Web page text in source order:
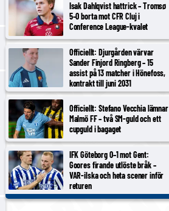
Isak Dahlqvist hattrick – Tromsø
5–0 borta mot CFR Cluj i
Conference League-kvalet
Officiellt: Djurgården värvar
Sander Finjord Ringberg – 15
assist på 13 matcher i Hönefoss,
kontrakt till juni 2031
Officiellt: Stefano Vecchia lämnar
Malmö FF – två SM-guld och ett
cupguld i bagaget
IFK Göteborg 0–1 mot Gent:
Goores firande utlöste bråk –
VAR-ilska och heta scener inför
returen